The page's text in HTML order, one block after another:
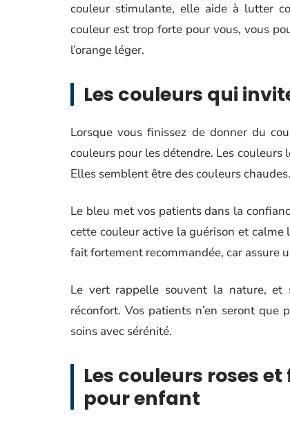
couleur stimulante, elle aide à lutter
couleur est trop forte pour vous, vous
l’orange léger.
Les couleurs qui
Lorsque vous finissez de donner du
couleurs pour les détendre. Les
Elles semblent être des couleurs
Le bleu met vos patients dans la
cette couleur active la guérison et calme
fait fortement recommandée, car assure
Le vert rappelle souvent la nature, et
réconfort. Vos patients n’en seront que
soins avec sérénité.
Les couleurs roses
pour enfant